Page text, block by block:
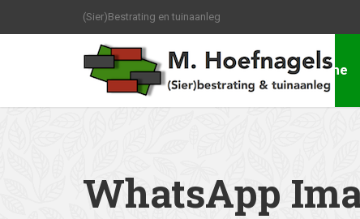
(Sier)Bestrating en tuinaanleg
Home
WhatsApp